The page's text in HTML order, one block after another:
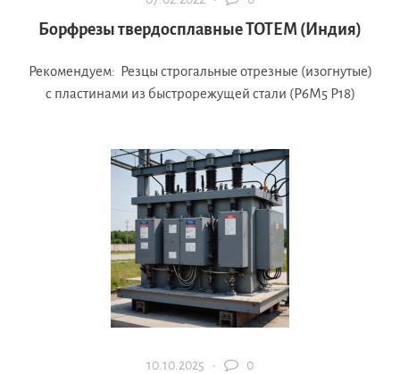
Борфрезы твердосплавные ТОТЕМ (Индия)
Рекомендуем: Резцы строгальные отрезные (изогнутые)
с пластинами из быстрорежущей стали (Р6М5 Р18)
10.10.2025 · 0